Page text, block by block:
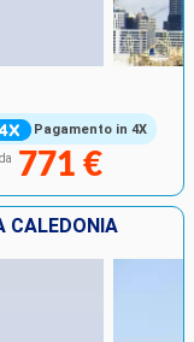
Pagamento in 4X
da 771 €
CALEDONIA